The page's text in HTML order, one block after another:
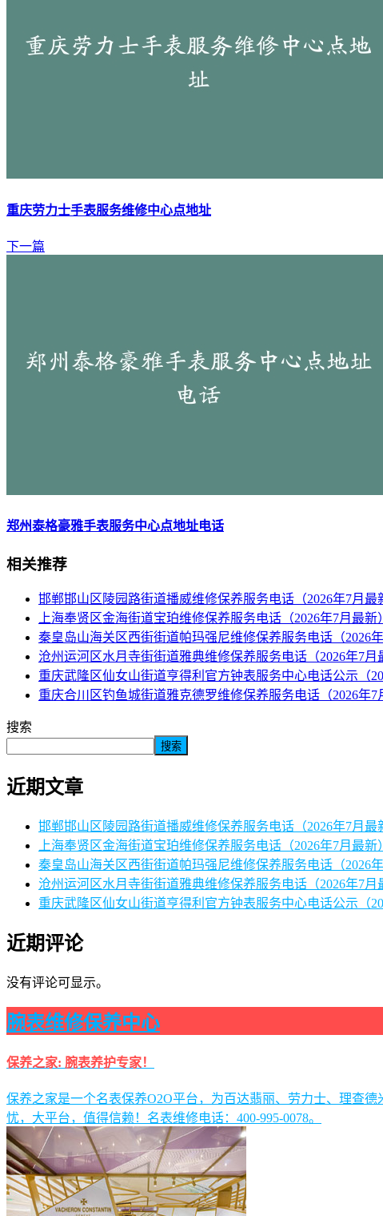
重庆劳力士手表服务维修中心点地址
下一篇
郑州泰格豪雅手表服务中心点地址电话
相关推荐
邯郸邯山区陵园路街道播威维修保养服务电话（2026年7月最
上海奉贤区金海街道宝珀维修保养服务电话（2026年7月最新）
秦皇岛山海关区西街街道帕玛强尼维修保养服务电话（2026年
沧州运河区水月寺街街道雅典维修保养服务电话（2026年7月
重庆武隆区仙女山街道亨得利官方钟表服务中心电话公示（
重庆合川区钓鱼城街道雅克德罗维修保养服务电话（2026年7
搜索
搜索
近期文章
邯郸邯山区陵园路街道播威维修保养服务电话（2026年7月最
上海奉贤区金海街道宝珀维修保养服务电话（2026年7月最新）
秦皇岛山海关区西街街道帕玛强尼维修保养服务电话（2026年
沧州运河区水月寺街街道雅典维修保养服务电话（2026年7月
重庆武隆区仙女山街道亨得利官方钟表服务中心电话公示（
近期评论
没有评论可显示。
腕表维修保养中心
保养之家: 腕表养护专家！
保养之家是一个名表保养O2O平台，为百达翡丽、劳力士、理查
忧，大平台，值得信赖！名表维修电话：400-995-0078。